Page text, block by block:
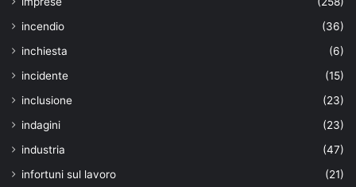
incendio
(36)
inchiesta
(6)
incidente
(15)
inclusione
(23)
indagini
(23)
industria
(47)
infortuni sul lavoro
(21)